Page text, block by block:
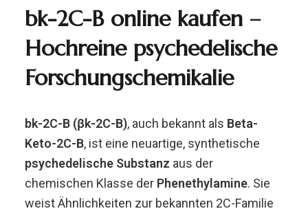
bk-2C-B online kaufen –
Hochreine psychedelische
Forschungschemikalie
bk-2C-B (βk-2C-B), auch bekannt als Beta-
Keto-2C-B, ist eine neuartige, synthetische
psychedelische Substanz aus der
chemischen Klasse der Phenethylamine. Sie
weist Ähnlichkeiten zur bekannten 2C-Familie